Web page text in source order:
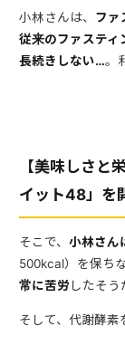
小林さんは、 ファ
従来のファスティ
長続きしない…。
【美味しさと
イット48」を
そこで、 小林さん
500kcal）を保ち
常に苦労 したそう
そして、代謝酵素